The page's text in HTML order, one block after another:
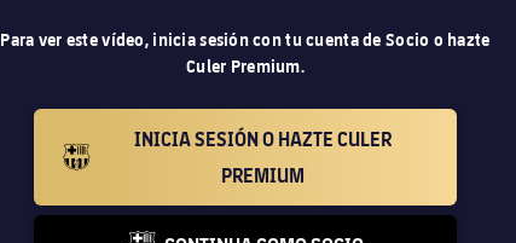
Para ver este vídeo, inicia sesión con tu cuenta de Socio o hazte
Culer Premium.
BARCELONA BADGE GOLD
INICIA SESIÓN O HAZTE CULER
PREMIUM